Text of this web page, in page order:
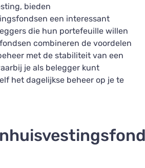
bieden
een interessant
die hun portefeuille willen
combineren de voordelen
met de stabiliteit van een
je als belegger kunt
het dagelijkse beheer op je te